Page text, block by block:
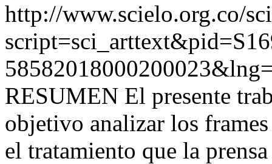
http://www.scielo.org.co/
RESUMEN El presente
objetivo analizar los
el tratamiento que la